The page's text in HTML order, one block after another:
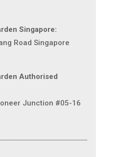
Singapore:
Road Singapore
Authorised
Junction #05-16